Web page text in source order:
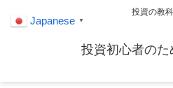
投資の教
投資初心者の
Japanese ▼